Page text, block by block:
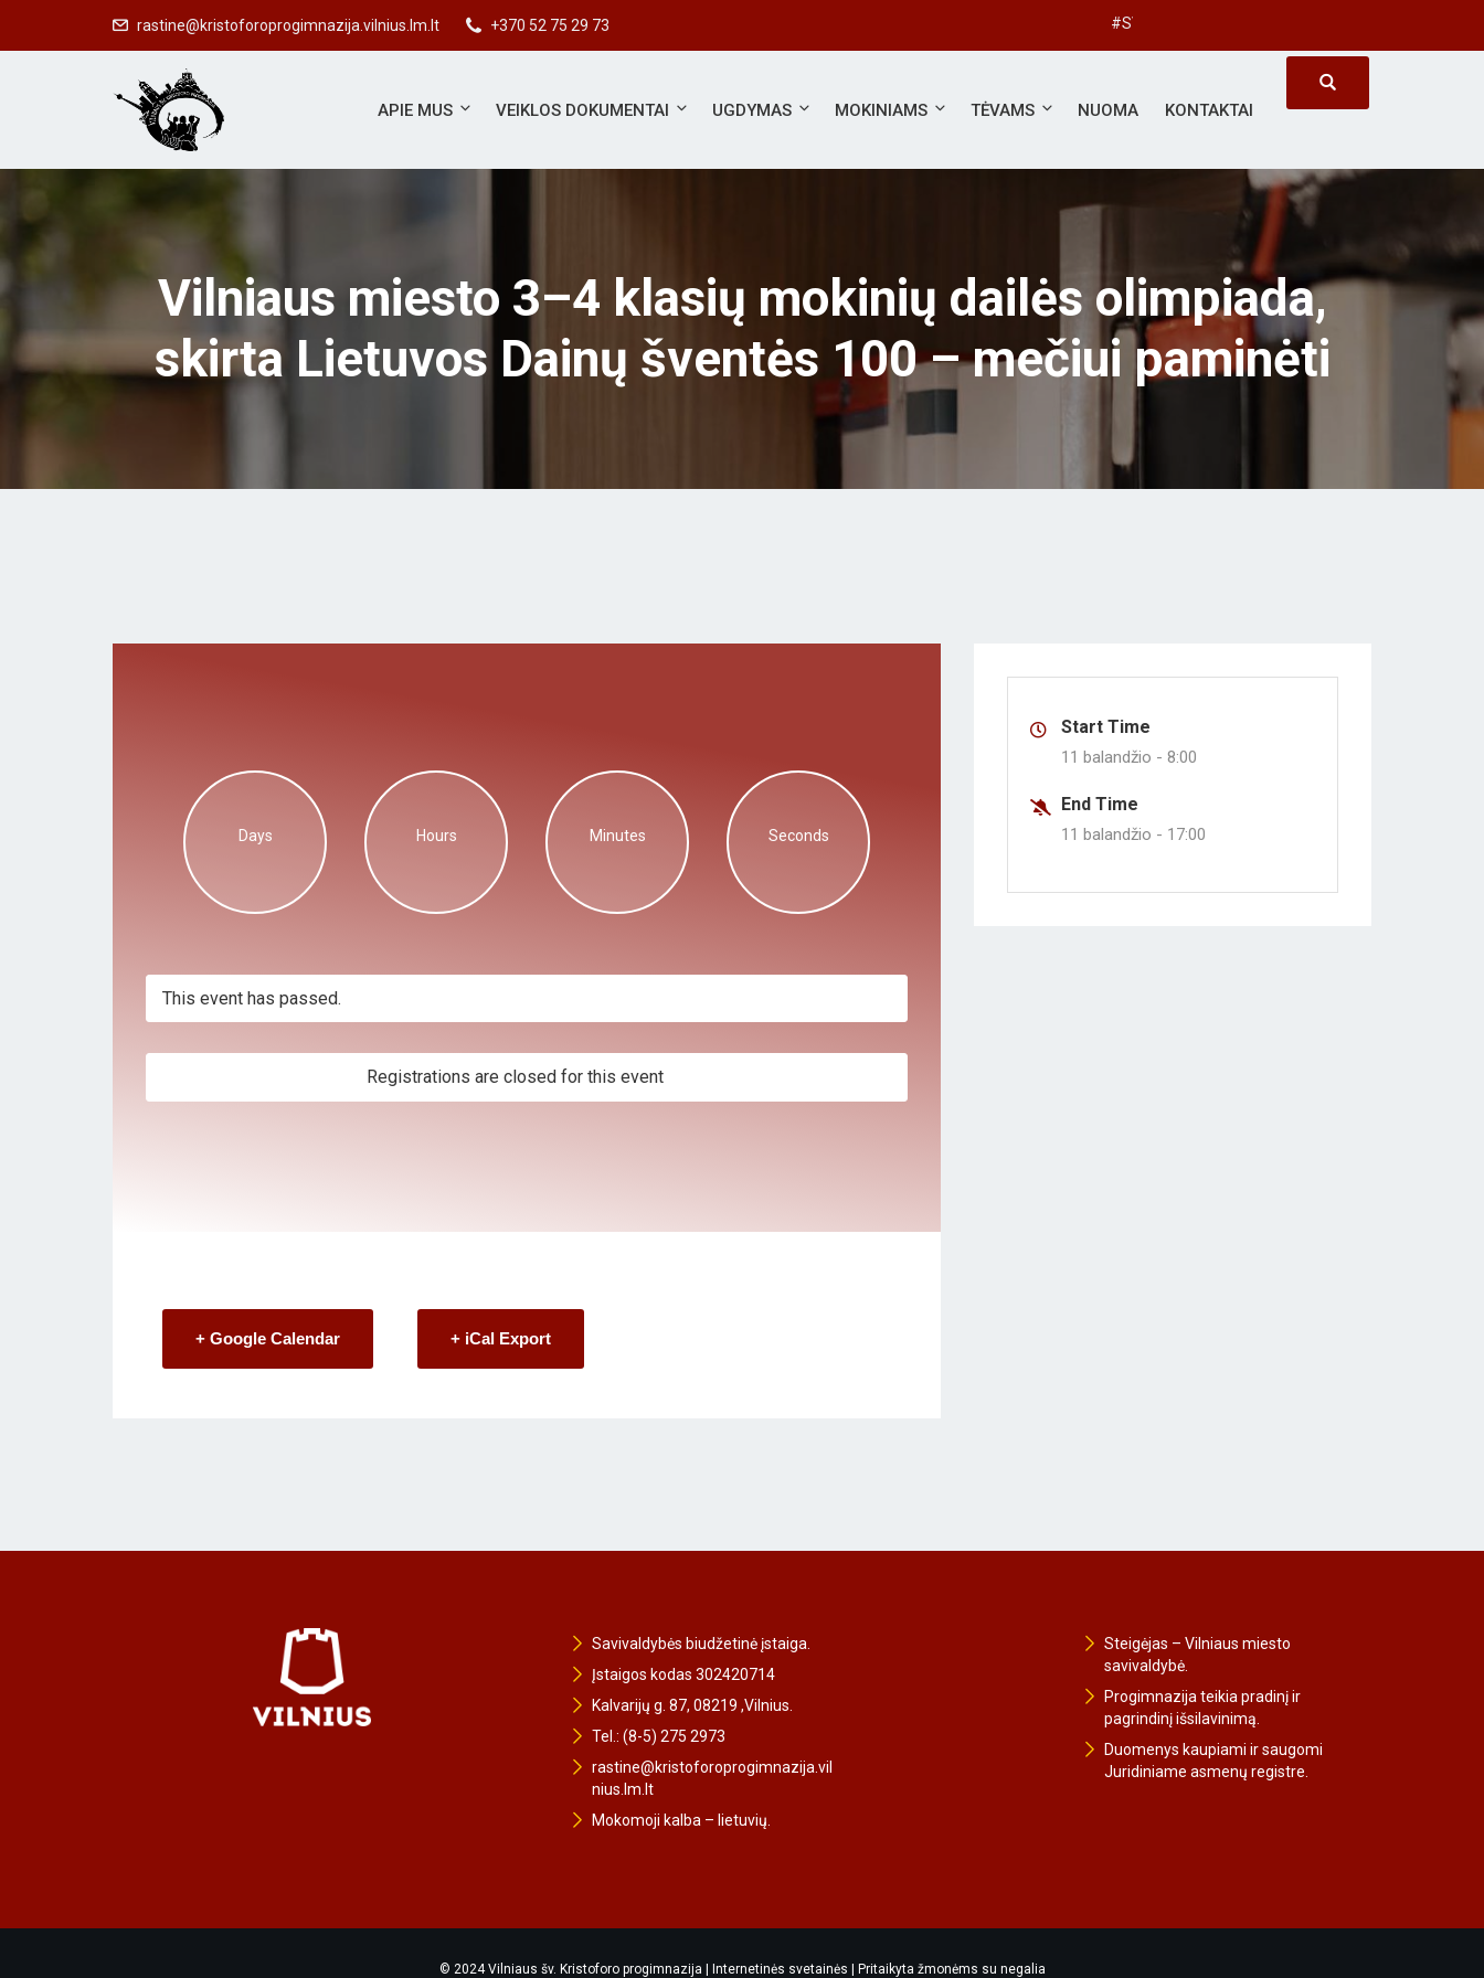
rastine@kristoforoprogimnazija.vilnius.lm.lt +370 52 75 29 73 #SVARBUS KIEKVIENAS
APIE MUS VEIKLOS DOKUMENTAI UGDYMAS MOKINIAMS TĖVAMS NUOMA KONTAKTAI
Vilniaus miesto 3–4 klasių mokinių dailės olimpiada,
skirta Lietuvos Dainų šventės 100 – mečiui paminėti
Days Hours Minutes Seconds
This event has passed.
Registrations are closed for this event
+ Google Calendar + iCal Export
Start Time
11 balandžio - 8:00
End Time
11 balandžio - 17:00
Savivaldybės biudžetinė įstaiga.
Įstaigos kodas 302420714
Kalvarijų g. 87, 08219 ,Vilnius.
Tel.: (8-5) 275 2973
rastine@kristoforoprogimnazija.vil
nius.lm.lt
Mokomoji kalba – lietuvių.
Steigėjas – Vilniaus miesto
savivaldybė.
Progimnazija teikia pradinį ir
pagrindinį išsilavinimą.
Duomenys kaupiami ir saugomi
Juridiniame asmenų registre.
© 2024 Vilniaus šv. Kristoforo progimnazija | Internetinės svetainės | Pritaikyta žmonėms su negalia